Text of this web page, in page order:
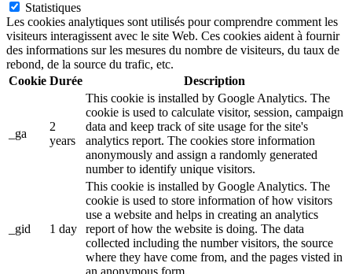
Statistiques
Les cookies analytiques sont utilisés pour comprendre comment les
visiteurs interagissent avec le site Web. Ces cookies aident à fournir
des informations sur les mesures du nombre de visiteurs, du taux de
rebond, de la source du trafic, etc.
Cookie Durée Description
_ga
2
years
This cookie is installed by Google Analytics. The
cookie is used to calculate visitor, session, campaign
data and keep track of site usage for the site's
analytics report. The cookies store information
anonymously and assign a randomly generated
number to identify unique visitors.
_gid 1 day
This cookie is installed by Google Analytics. The
cookie is used to store information of how visitors
use a website and helps in creating an analytics
report of how the website is doing. The data
collected including the number visitors, the source
where they have come from, and the pages visted in